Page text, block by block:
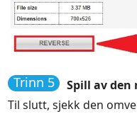
Trinn 5
Spill av den
Til slutt, sjekk den